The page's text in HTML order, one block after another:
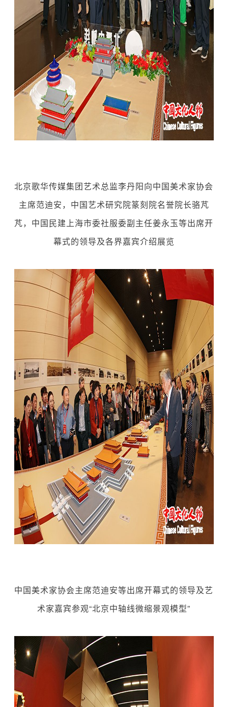
北京歌华传媒集团艺术总监李丹阳向中国美术家协会
主席范迪安，中国艺术研究院篆刻院名誉院长骆芃
芃，中国民建上海市委社服委副主任姜永玉等出席开
幕式的领导及各界嘉宾介绍展览
中国美术家协会主席范迪安等出席开幕式的领导及艺
术家嘉宾参观“北京中轴线微缩景观模型”